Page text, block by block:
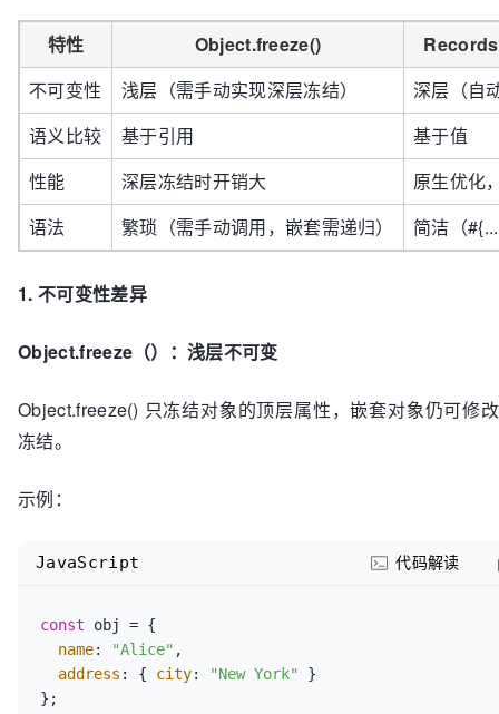
特性 Object.freeze()
不可变性
浅层（需手动实现深层冻结）
深层（自
语义比较
基于引用
基于值
性能
深层冻结时开销大
原生优化
语法
繁琐（需手动调用，嵌套需递归） 简洁（
1. 不可变性差异
Object.freeze（）：浅层不可变
Object.freeze() 只冻结对象的顶层属性，嵌套对象仍可修
冻结。
示例：
const obj = {
name: "Alice" ,
address : { city: "New York"
}
};
JavaScript 代码解读